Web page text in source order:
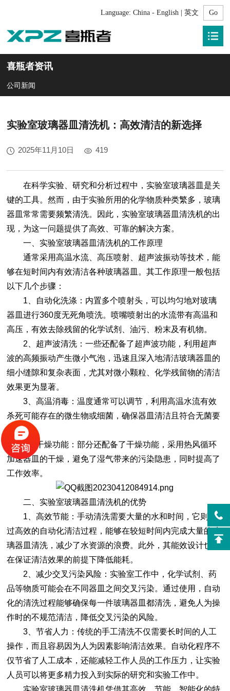
Language: China - English | 英文
喜瓶者资讯
公司新闻
实验室玻璃器皿清洗机：高效清洁的新选择
2025年11月10日 419
在科学实验、研究和分析过程中，实验室玻璃器皿是关
键的工具。然而，由于实验所用的化学物质种类繁多，玻璃
器皿常常需要频繁清洗。因此，实验室玻璃器皿清洗机的出
现，为这一问题提供了高效、可靠的解决方案。
一、 实验室玻璃器皿清洗机的工作原理
通常采用高温水流、高压喷射、超声波振动等技术，能
够在短时间内有效清洁各种玻璃器皿。其工作原理一般包括
以下几个步骤：
1、自动化洗涤：内置多个喷射头，可以均匀地对玻璃
器皿进行360度无死角喷洗。喷嘴喷射出的水流带有高温和
高压，有效去除残留的化学试剂、油污、粉末及有机物。
2、超声波清洗：一些还配备了超声波功能，利用超声
波的高频振动产生微小气泡，迅速且深入地清洁玻璃器皿的
细小缝隙和复杂表面，尤其对微小颗粒、化学残留物的清洁
效果更为显著。
3、高温消毒：温度通常可以调节，利用高温水流有效
杀死可能存在的微生物或细菌，确保器皿清洁且符合无菌要
求。
4、干燥功能：部分还配备了干燥功能，采用热风循环
加速器皿的干燥，避免了湿气带来的污染隐患，同时提高了
工作效率。
二、实验室玻璃器皿清洗机的优势
1、高效节能：手动清洗需要大量的水和时间，它则通
过高效的自动化清洁过程，能够在较短时间内完成大量的玻
璃器皿清洗，减少了水资源的浪费。此外，其能效设计也能
在保证清洁效果的前提下降低能耗。
2、减少交叉污染风险：实验室工作中，化学试剂、药
品等物质可能会在不同器皿之间交叉污染。通过使用，自动
化的清洗过程能够确保每一件玻璃器皿都清洗，避免人为操
作时的不规范清洁，降低交叉污染的风险。
3、节省人力：传统的手工清洗不仅需要长时间的人工
操作，而且容易因为人为因素影响清洁效果。自动化程序不
仅节省了人工成本，还能减轻工作人员的工作压力，让实验
人员可以将更多精力投入到实际的研究和实验工作中。
实验室玻璃器皿清洗机凭借其高效、节能、智能化的特